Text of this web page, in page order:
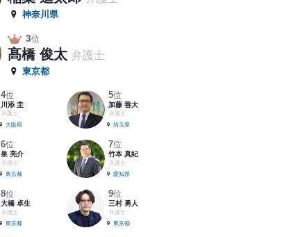
神奈川県
3位
髙橋 俊太 弁護士
東京都
4位
川添 圭
弁護士
大阪府
5位
加藤 善大
弁護士
埼玉県
6位
泉 亮介
弁護士
東京都
7位
竹本 真紀
弁護士
愛知県
8位
大橋 卓生
弁護士
東京都
9位
三村 勇人
弁護士
東京都